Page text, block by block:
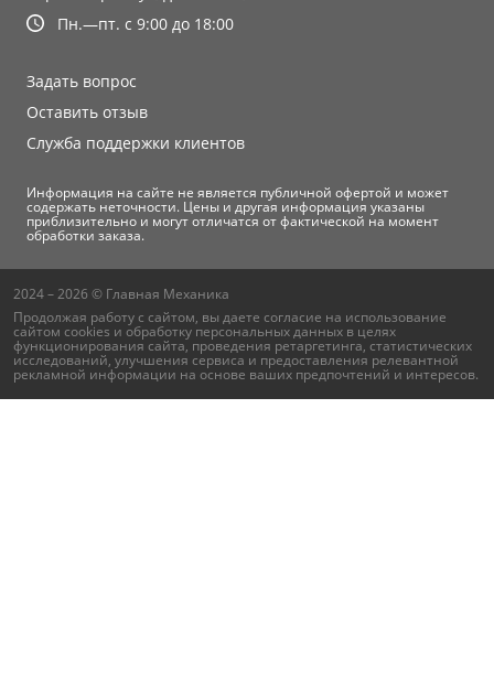
Пн.—пт. с 9:00 до 18:00
Задать вопрос
Оставить отзыв
Служба поддержки клиентов
Информация на сайте не является публичной офертой и может
содержать неточности. Цены и другая информация указаны
приблизительно и могут отличатся от фактической на момент
обработки заказа.
2024 – 2026 © Главная Механика
Продолжая работу с сайтом, вы даете согласие на использование
сайтом cookies и обработку персональных данных в целях
функционирования сайта, проведения ретаргетинга, статистических
исследований, улучшения сервиса и предоставления релевантной
рекламной информации на основе ваших предпочтений и интересов.